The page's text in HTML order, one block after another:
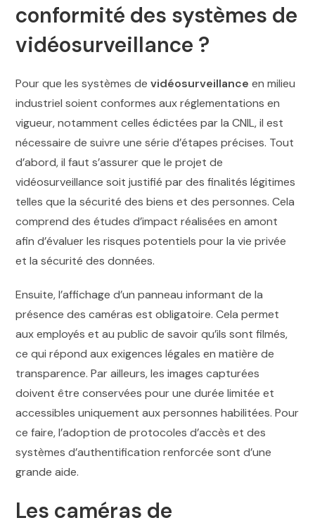
conformité des systèmes de
vidéosurveillance ?
Pour que les systèmes devidéosurveillance en milieu
industriel soient conformes aux réglementations en
vigueur, notamment celles édictées par la CNIL, il est
nécessaire de suivre une série d’étapes précises. Tout
d’abord, il faut s’assurer que le projet de
vidéosurveillance soit justifié par des finalités légitimes
telles que la sécurité des biens et des personnes. Cela
comprend des études d’impact réalisées en amont
afin d’évaluer les risques potentiels pour la vie privée
et la sécurité des données.
Ensuite, l’affichage d’un panneau informant de la
présence des caméras est obligatoire. Cela permet
aux employés et au public de savoir qu’ils sont filmés,
ce qui répond aux exigences légales en matière de
transparence. Par ailleurs, les images capturées
doivent être conservées pour une durée limitée et
accessibles uniquement aux personnes habilitées. Pour
ce faire, l’adoption de protocoles d’accès et des
systèmes d’authentification renforcée sont d’une
grande aide.
Les caméras de